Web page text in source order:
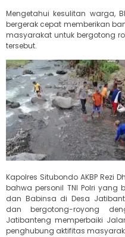
Mengetahui kesulitan warga,
bergerak cepat memberikan
masyarakat untuk bergotong
tersebut.
Kapolres Situbondo AKBP Rezi
bahwa personil TNI Polri
dan Babinsa di Desa
dan bergotong-royong
Jatibanteng memperbaiki
penghubung aktifitas